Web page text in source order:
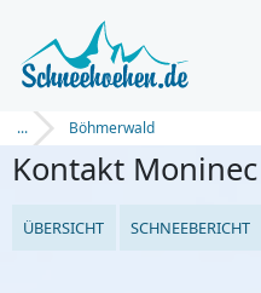
... Böhmerwald
Kontakt Moninec
ÜBERSICHT SCHNEEBERICHT